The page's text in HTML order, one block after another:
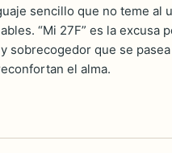
sencillo que no teme al
“Mi 27F” es la excusa
sobrecogedor que se
el alma.